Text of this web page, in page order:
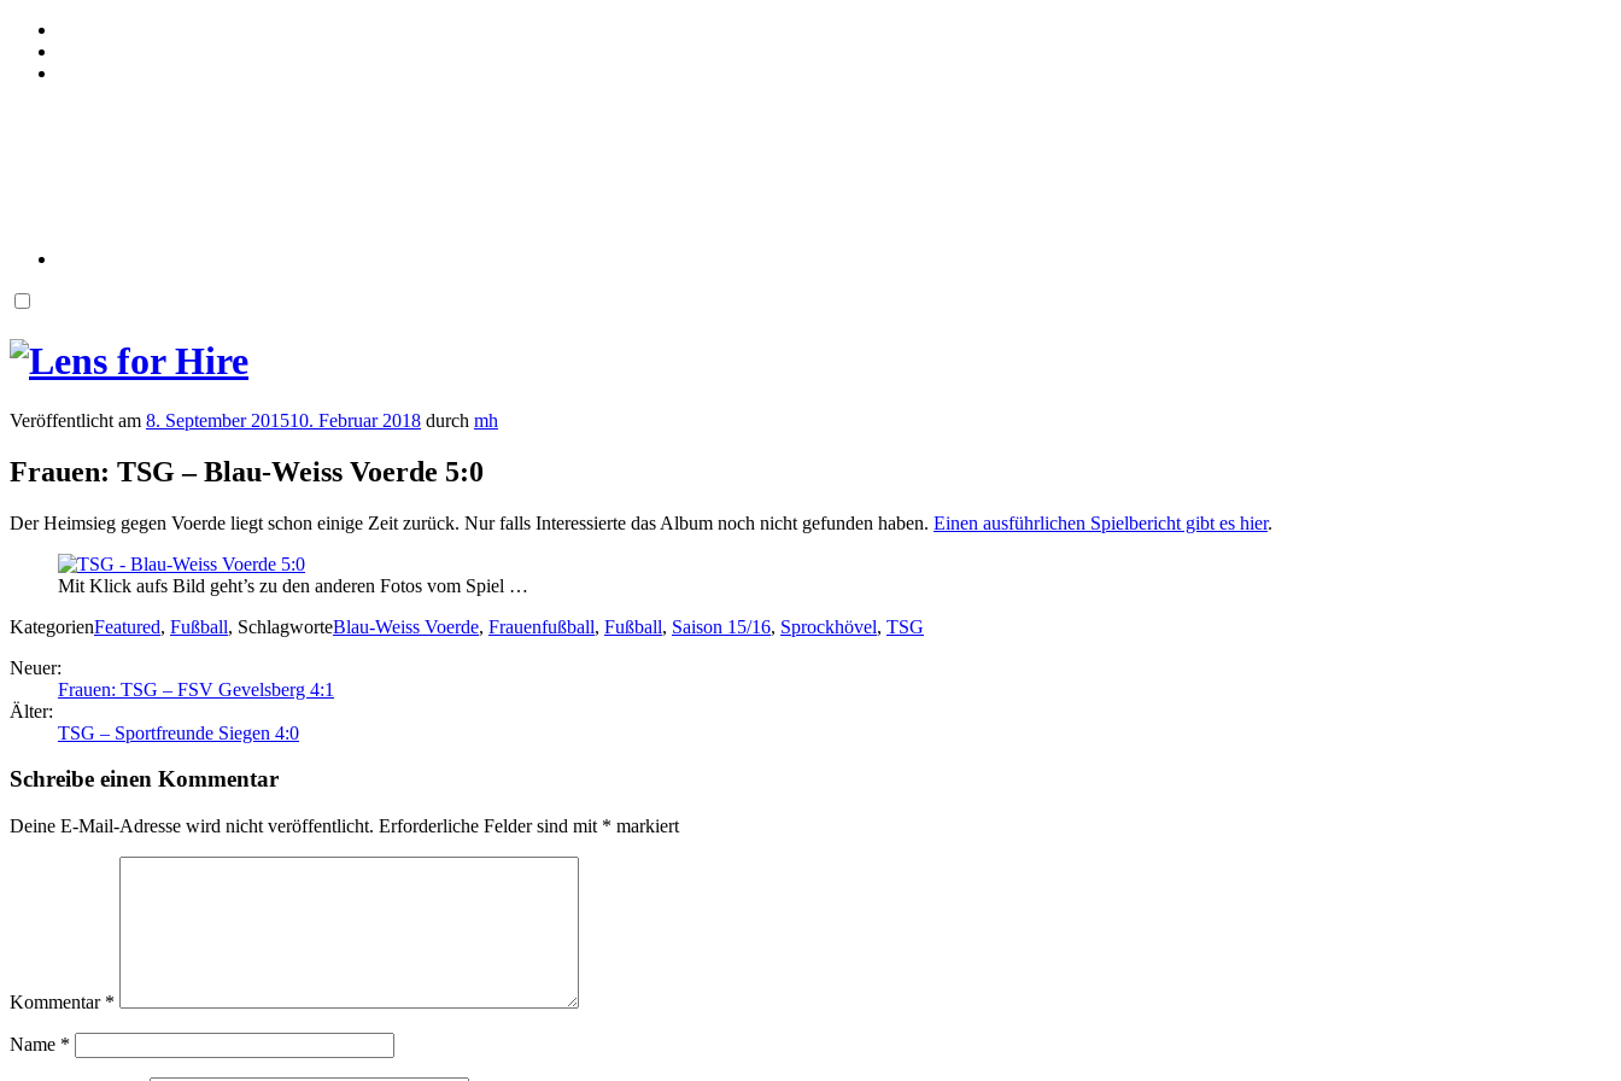
Veröffentlicht am 8. September 201510. Februar 2018 durch mh
Frauen: TSG – Blau-Weiss Voerde 5:0
Der Heimsieg gegen Voerde liegt schon einige Zeit zurück. Nur falls Interessierte das Album noch nicht gefunden haben. Einen ausführlichen Spielbericht gibt es hier.
Mit Klick aufs Bild geht’s zu den anderen Fotos vom Spiel …
KategorienFeatured, Fußball, SchlagworteBlau-Weiss Voerde, Frauenfußball, Fußball, Saison 15/16, Sprockhövel, TSG
Neuer:
Frauen: TSG – FSV Gevelsberg 4:1
Älter:
TSG – Sportfreunde Siegen 4:0
Schreibe einen Kommentar
Deine E-Mail-Adresse wird nicht veröffentlicht. Erforderliche Felder sind mit * markiert
Kommentar *
Name *